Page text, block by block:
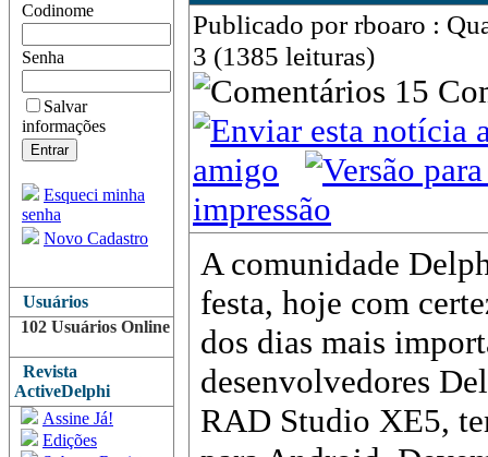
Codinome
Senha
Salvar
informações
Esqueci minha
senha
Novo Cadastro
Usuários
102 Usuários Online
Revista
ActiveDelphi
Assine Já!
Edições
Publicado por rboaro :
3 (1385 leituras)
15
amigo
impressão
A comunidade
festa, hoje com
dos dias mais
desenvolvedores
RAD Studio XE5,